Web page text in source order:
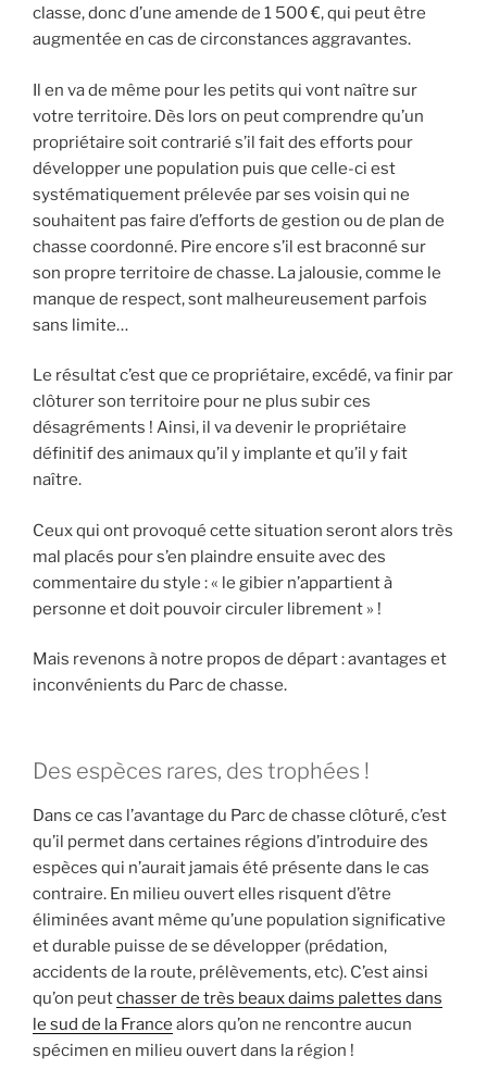
»
classe, donc d’une amende de 1 500 €, qui peut être
augmentée en cas de circonstances aggravantes.
Il en va de même pour les petits qui vont naître sur
votre territoire. Dès lors on peut comprendre qu’un
propriétaire soit contrarié s’il fait des efforts pour
développer une population puis que celle-ci est
systématiquement prélevée par ses voisin qui ne
souhaitent pas faire d’efforts de gestion ou de plan de
chasse coordonné. Pire encore s’il est braconné sur
son propre territoire de chasse. La jalousie, comme le
manque de respect, sont malheureusement parfois
sans limite…
Le résultat c’est que ce propriétaire, excédé, va finir par
clôturer son territoire pour ne plus subir ces
désagréments ! Ainsi, il va devenir le propriétaire
définitif des animaux qu’il y implante et qu’il y fait
naître.
Ceux qui ont provoqué cette situation seront alors très
mal placés pour s’en plaindre ensuite avec des
commentaire du style : « le gibier n’appartient à
personne et doit pouvoir circuler librement » !
Mais revenons à notre propos de départ : avantages et
inconvénients du Parc de chasse.
Des espèces rares, des trophées !
Dans ce cas l’avantage du Parc de chasse clôturé, c’est
qu’il permet dans certaines régions d’introduire des
espèces qui n’aurait jamais été présente dans le cas
contraire. En milieu ouvert elles risquent d’être
éliminées avant même qu’une population significative
et durable puisse de se développer (prédation,
accidents de la route, prélèvements, etc). C’est ainsi
qu’on peutchasser de très beaux daims palettes dans
le sud de la France alors qu’on ne rencontre aucun
spécimen en milieu ouvert dans la région !